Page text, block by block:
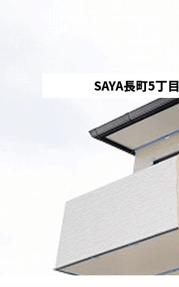
SAYA長町5丁目